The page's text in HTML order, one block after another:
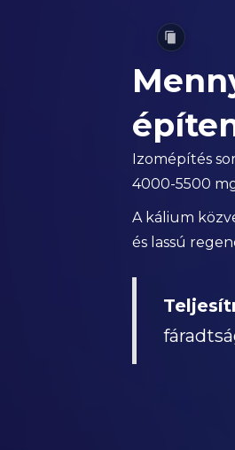
Izomépítés
4000-5500
A kálium
és lassú